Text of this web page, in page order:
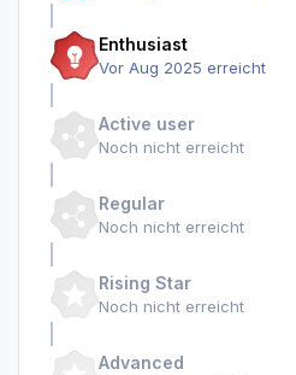
Enthusiast
Vor Aug 2025 erreicht
Active user
Noch nicht erreicht
Regular
Noch nicht erreicht
Rising Star
Noch nicht erreicht
Advanced